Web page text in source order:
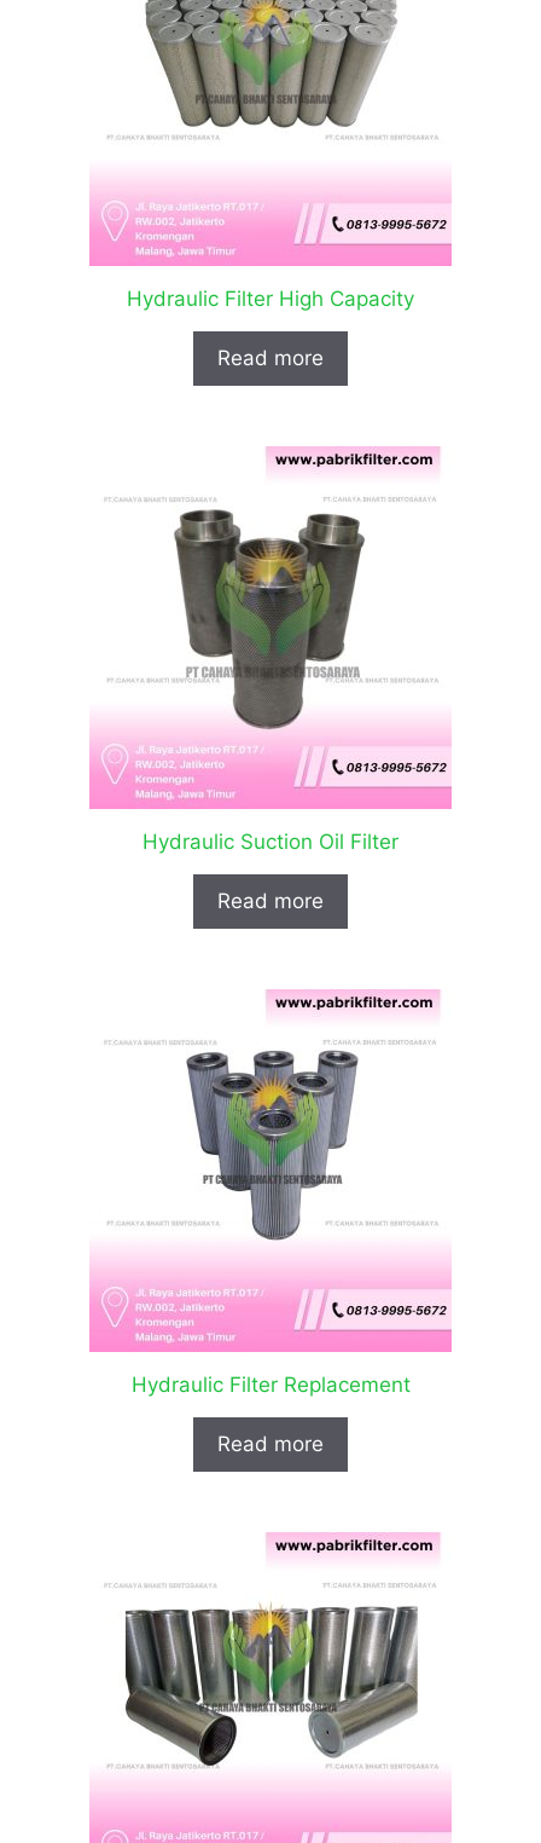
Hydraulic Filter High Capacity
Read more
Hydraulic Suction Oil Filter
Read more
Hydraulic Filter Replacement
Read more